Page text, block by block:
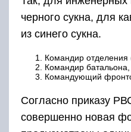
черного сукна, для
из синего сукна.
Командир отделения
Командир
Командующий
Согласно приказу
совершенно новая